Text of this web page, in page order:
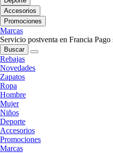
Accesorios
Promociones
Marcas
Servicio postventa en Francia Pago
Buscar
Rebajas
Novedades
Zapatos
Ropa
Hombre
Mujer
Niños
Deporte
Accesorios
Promociones
Marcas